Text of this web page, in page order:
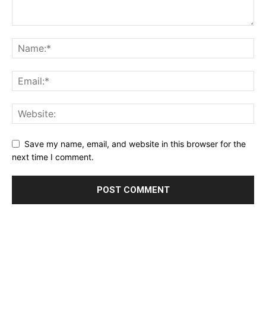
Save my name, email, and website in this browser for the
next time I comment.